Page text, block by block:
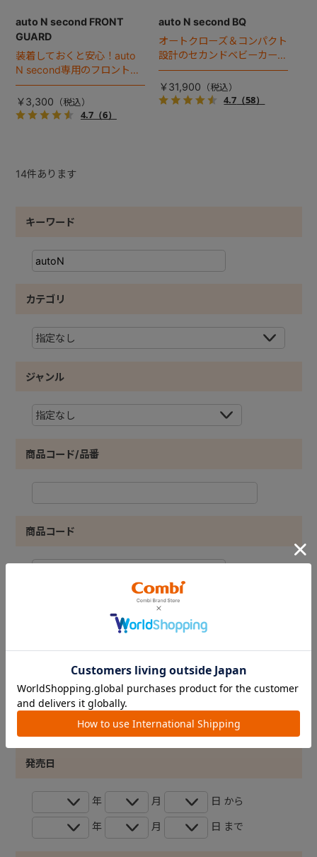
auto N second FRONT
GUARD
装着しておくと安心！auto
N second専用のフロントガ
ード。
￥3,300
4.7（6）
auto N second BQ
オートクローズ＆コンパクト
設計のセカンドベビーカー誕
生。
￥31,900
4.7 （58）
14件あります
キーワード
カテゴリ
ジャンル
商品コード/品番
商品コード
商品名
発売日
年 月 日 から
年 月 日 まで